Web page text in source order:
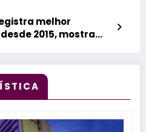
melhor
2015, mostra